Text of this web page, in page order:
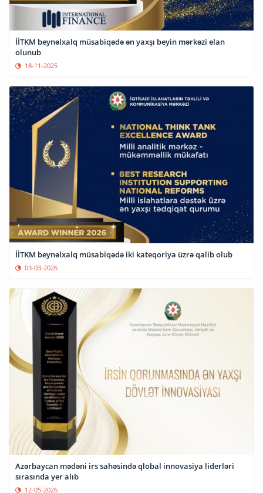
İİTKM beynəlxalq müsabiqədə ən yaxşı beyin mərkəzi elan
olunub
18-11-2025
İİTKM beynəlxalq müsabiqədə iki kateqoriya üzrə qalib olub
03-03-2026
Azərbaycan mədəni irs sahəsində qlobal innovasiya liderləri
sırasında yer alıb
12-05-2026